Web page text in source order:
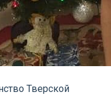
Тверской